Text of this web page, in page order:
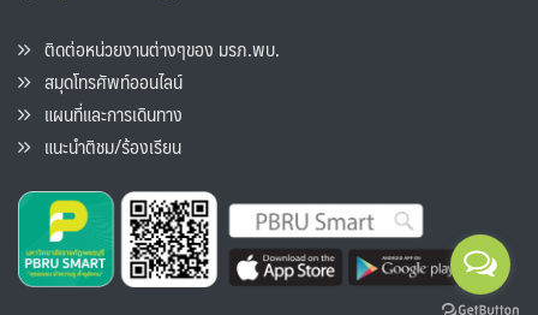
ติดต่อหน่วยงานต่างๆของ มรภ.พบ.
สมุดโทรศัพท์ออนไลน์
แผนที่และการเดินทาง
แนะนำติชม/ร้องเรียน